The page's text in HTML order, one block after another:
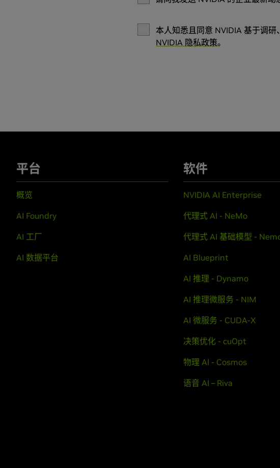
本人知悉且同意 NVIDIA基于调研
NVIDIA 隐私政策。
平台
概览
AI Foundry
AI 工厂
AI 数据平台
软件
NVIDIA AI Enterprise
代理式 AI - NeMo
代理式 AI 基础模型 -
AI Blueprint
AI 推理 - Dynamo
AI 推理微服务 - NIM
AI 微服务 - CUDA-X
决策优化 - cuOpt
物理 AI - Cosmos
语音 AI – Riva